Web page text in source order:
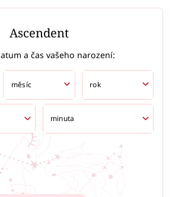
Ascendent
a čas vašeho narození: